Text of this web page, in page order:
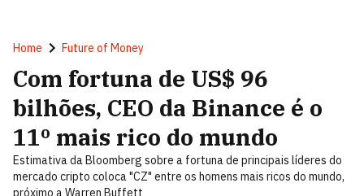
Home Future of Money
Com fortuna de US$ 96
bilhões, CEO da Binance é o
11º mais rico do mundo
Estimativa da Bloomberg sobre a fortuna de principais líderes do
mercado cripto coloca "CZ" entre os homens mais ricos do mundo,
próximo a Warren Buffett